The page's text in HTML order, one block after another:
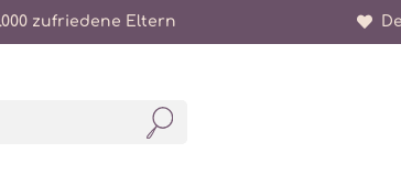
zufriedene Eltern